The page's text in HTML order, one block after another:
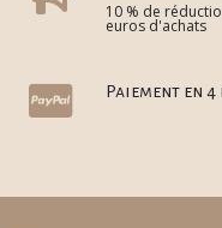
10 % de
euros d'achats
Paiement en